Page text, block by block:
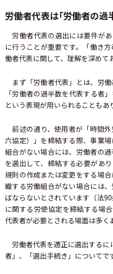
労働者代表は「労働者の過
労働者代表の選出には要件が
に行うことが重要です。「働き
働者代表に関して、理解を深めて
まず「労働者代表」とは、労
「労働者の過半数を代表する者
という表現が用いられることもあ
前述の通り、使用者が「時間
六協定）」を締結する際、事業
組合がない場合には、労働者の
を選出して、締結する必要があ
規則の作成または変更をする場
織する労働組合がない場合には
ばならないとされています（法
に関する労使協定を締結する場
代表者が必要とされる場面は多く
労働者代表を適正に選出するに
者」、「選出手続き」についてで